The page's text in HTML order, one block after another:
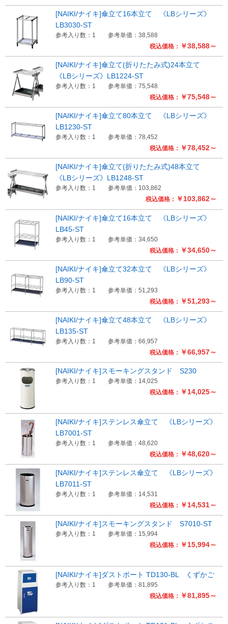
税込価格： ￥38,588～
[NAIKI/ナイキ]傘立て16本立て 《LBシリーズ》
LB3030-ST
参考入り数：1 参考単価：38,588
税込価格： ￥75,548～
[NAIKI/ナイキ]傘立て(折りたたみ式)24本立て
《LBシリーズ》LB1224-ST
参考入り数：1 参考単価：75,548
税込価格： ￥78,452～
[NAIKI/ナイキ]傘立て80本立て 《LBシリーズ》
LB1230-ST
参考入り数：1 参考単価：78,452
税込価格： ￥103,862～
[NAIKI/ナイキ]傘立て(折りたたみ式)48本立て
《LBシリーズ》LB1248-ST
参考入り数：1 参考単価：103,862
税込価格： ￥34,650～
[NAIKI/ナイキ]傘立て16本立て 《LBシリーズ》
LB45-ST
参考入り数：1 参考単価：34,650
税込価格： ￥51,293～
[NAIKI/ナイキ]傘立て32本立て 《LBシリーズ》
LB90-ST
参考入り数：1 参考単価：51,293
税込価格： ￥66,957～
[NAIKI/ナイキ]傘立て48本立て 《LBシリーズ》
LB135-ST
参考入り数：1 参考単価：66,957
税込価格： ￥14,025～
[NAIKI/ナイキ]スモーキングスタンド S230
参考入り数：1 参考単価：14,025
税込価格： ￥48,620～
[NAIKI/ナイキ]ステンレス傘立て 《LBシリーズ》
LB7001-ST
参考入り数：1 参考単価：48,620
税込価格： ￥14,531～
[NAIKI/ナイキ]ステンレス傘立て 《LBシリーズ》
LB7011-ST
参考入り数：1 参考単価：14,531
税込価格： ￥15,994～
[NAIKI/ナイキ]スモーキングスタンド S7010-ST
参考入り数：1 参考単価：15,994
税込価格： ￥81,895～
[NAIKI/ナイキ]ダストポート TD130-BL くずかご
参考入り数：1 参考単価：81,895